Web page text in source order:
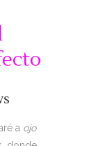
a ojo